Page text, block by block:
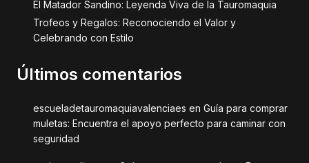
El Matador Sandino: Leyenda Viva de la Tauromaquia
Trofeos y Regalos: Reconociendo el Valor y
Celebrando con Estilo
Últimos comentarios
escueladetauromaquiavalenciaes en Guía para comprar
muletas: Encuentra el apoyo perfecto para caminar con
seguridad